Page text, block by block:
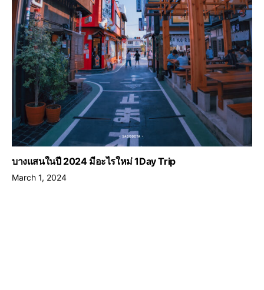
บางแสนในปี 2024 มีอะไรใหม่ 1Day Trip
March 1, 2024